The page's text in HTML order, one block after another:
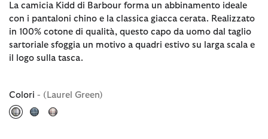
La camicia Kidd di Barbour forma un abbinamento ideale
con i pantaloni chino e la classica giacca cerata. Realizzato
in 100% cotone di qualità, questo capo da uomo dal taglio
sartoriale sfoggia un motivo a quadri estivo su larga scala e
il logo sulla tasca.
Colori - (Laurel Green)